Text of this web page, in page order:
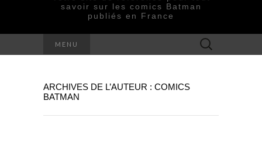
savoir sur les comics Batman
publiés en France
MENU Rechercher :
ARCHIVES DE L’AUTEUR : COMICS
BATMAN